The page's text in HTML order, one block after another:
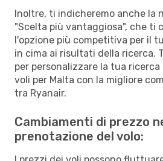
Inoltre, ti indicheremo anche la
"Scelta più vantaggiosa", che ti
l'opzione più competitiva per il
in cima ai risultati della ricerca.
per personalizzare la tua ricerca
voli per Malta con la migliore
tra Ryanair.
Cambiamenti di prezzo
prenotazione del volo: